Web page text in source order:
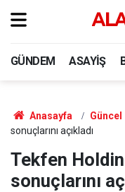
GÜNDEM ASAYIŞ
Anasayfa Güncel
sonuçlarını açıkladı
Tekfen
sonuçlarını